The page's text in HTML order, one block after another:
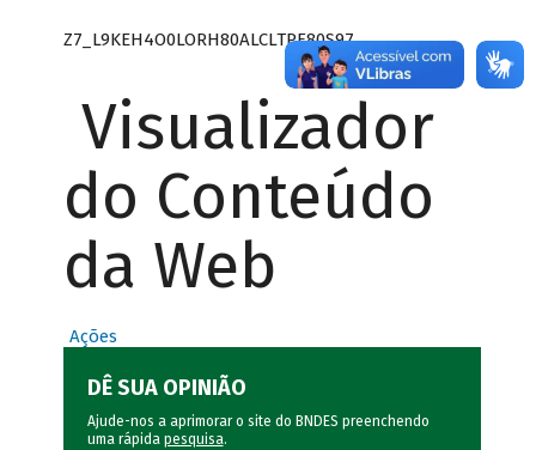
Z7_L9KEH4O0LORH80ALCLTPF80S97
Visualizador
do Conteúdo
da Web
Ações
DÊ SUA OPINIÃO
Ajude-nos a aprimorar o site do BNDES preenchendo
uma rápida pesquisa.